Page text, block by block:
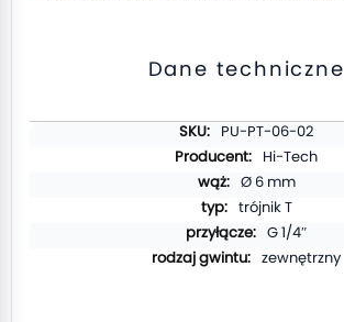
Dane techniczne
PU-PT-06-02
Hi-Tech
Ø 6 mm
trójnik T
G 1/4″
zewnętrzny